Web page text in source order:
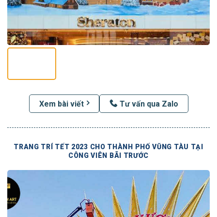
Xem bài viết Tư vấn qua Zalo
TRANG TRÍ TẾT 2023 CHO THÀNH PHỐ VŨNG TÀU TẠI
CÔNG VIÊN BÃI TRƯỚC